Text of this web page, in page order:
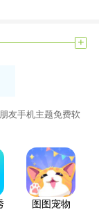
游戏和玩家排名，并
+
友手机主题免费软
图图宠物